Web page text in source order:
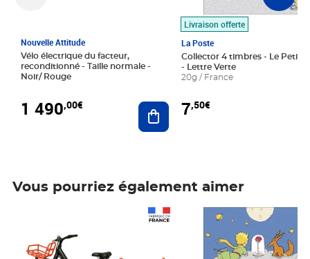
Nouvelle Attitude
Vélo électrique du facteur,
reconditionné - Taille normale -
Noir/ Rouge
1 490,00€ Ajouter au panier
Livraison offerte
La Poste
Collector 4 timbres - Le Petit
- Lettre Verte
20g / France
7,50€
Vous pourriez également aimer
Prix 7,50€